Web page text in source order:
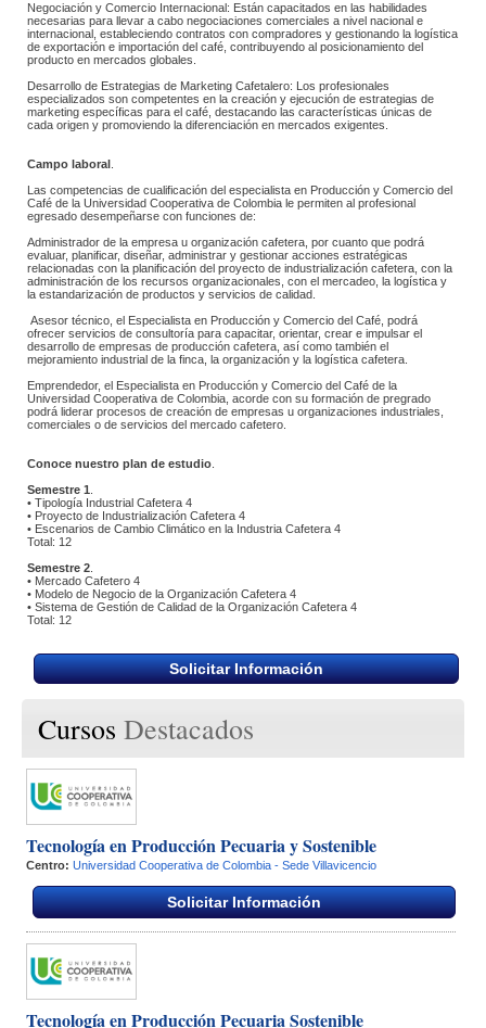
Negociación y Comercio Internacional: Están capacitados en las habilidades
necesarias para llevar a cabo negociaciones comerciales a nivel nacional e
internacional, estableciendo contratos con compradores y gestionando la logística
de exportación e importación del café, contribuyendo al posicionamiento del
producto en mercados globales.
Desarrollo de Estrategias de Marketing Cafetalero: Los profesionales
especializados son competentes en la creación y ejecución de estrategias de
marketing específicas para el café, destacando las características únicas de
cada origen y promoviendo la diferenciación en mercados exigentes.​
Campo laboral
Las competencias de cualificación del especialista en Producción y Comercio del
Café de la Universidad Cooperativa de Colombia le permiten al profesional
egresado desempeñarse con funciones de:
​​Administrador de la empresa u organización cafetera, por cuanto que podrá
evaluar, planificar, diseñar, administrar y gestionar acciones estratégicas
relacionadas con la planificación del proyecto de industrialización cafetera, con la
administración de los recursos organizacionales, con el mercadeo, la logística y
la estandarización de productos y servicios de calidad.
Asesor técnico, el Especialista en Producción y Comercio del Café, podrá
ofrecer servicios de consultoría para capacitar, orientar, crear e impulsar el
desarrollo de empresas de producción cafetera, así como también el
mejoramiento industrial de la finca, la organización y la logística cafetera.​
Emprendedor, el Especialista en Producción y Comercio del Café de la
Universidad Cooperativa de Colombia, acorde con su formación de pregrado
podrá liderar procesos de creación de empresas u organizaciones industriales,
comerciales o de servicios del mercado cafetero.​
Conoce nuestro plan de estudio
Semestre 1
• Tipología Industrial Cafetera 4
• Proyecto de Industrialización Cafetera 4
• Escenarios de Cambio Climático en la Industria Cafetera 4
Total: 12
Semestre 2
• Mercado Cafetero 4
• Modelo de Negocio de la Organización Cafetera 4
• Sistema de Gestión de Calidad de la Organización Cafetera 4
Total: 12
Solicitar Información
CursosDestacados
Tecnología en Producción Pecuaria y Sostenible
Centro: Universidad Cooperativa de Colombia - Sede Villavicencio
Solicitar Información
Tecnología en Producción Pecuaria Sostenible